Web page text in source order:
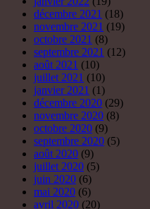
décembre 2021 (18)
novembre 2021 (19)
octobre 2021 (8)
septembre 2021 (12)
août 2021 (10)
juillet 2021 (10)
janvier 2021 (1)
décembre 2020 (29)
novembre 2020 (8)
octobre 2020 (9)
septembre 2020 (5)
août 2020 (9)
juillet 2020 (5)
juin 2020 (6)
mai 2020 (6)
avril 2020 (20)